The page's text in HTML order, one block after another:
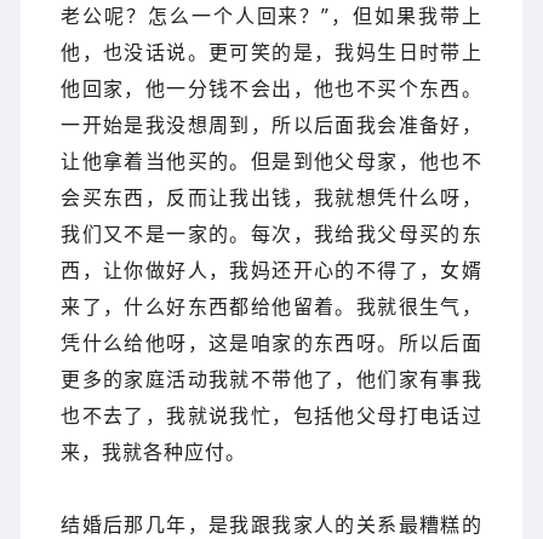
老公呢？怎么一个人回来？”，但如果我带上
他，也没话说。更可笑的是，我妈生日时带上
他回家，他一分钱不会出，他也不买个东西。
一开始是我没想周到，所以后面我会准备好，
让他拿着当他买的。但是到他父母家，他也不
会买东西，反而让我出钱，我就想凭什么呀，
我们又不是一家的。每次，我给我父母买的东
西，让你做好人，我妈还开心的不得了，女婿
来了，什么好东西都给他留着。我就很生气，
凭什么给他呀，这是咱家的东西呀。 所以后面
更多的家庭活动我就不带他了，他们家有事我
也不去了，我就说我忙，包括他父母打电话过
来，我就各种应付。
结婚后那几年，是我跟我家人的关系最糟糕的